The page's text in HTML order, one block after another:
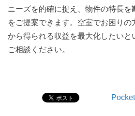
ニーズを的確に捉え、物件の特長を
をご提案できます。空室でお困りの
から得られる収益を最大化したいと
ご相談ください。
Pocket